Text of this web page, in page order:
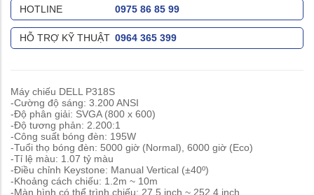
HOTLINE 0975 86 85 99
HỖ TRỢ KỸ THUẬT 0964 365 399
Máy chiếu DELL P318S
-Cường độ sáng: 3.200 ANSI
-Độ phân giải: SVGA (800 x 600)
-Độ tương phản: 2.200:1
-Công suất bóng đèn: 195W
-Tuổi thọ bóng đèn: 5000 giờ (Normal), 6000 giờ (Eco)
-Tỉ lệ màu: 1.07 tỷ màu
-Điều chỉnh Keystone: Manual Vertical (±40º)
-Khoảng cách chiếu: 1.2m ~ 10m
-Màn hình có thể trình chiếu: 27.5 inch ~ 252.4 inch